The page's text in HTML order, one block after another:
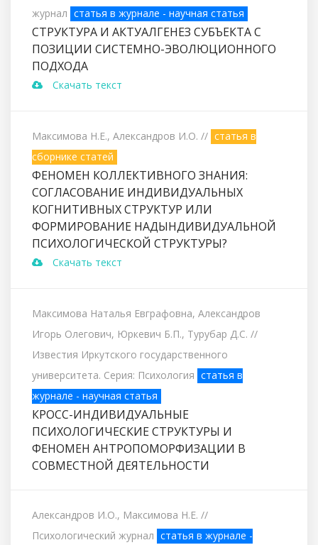
журнал статья в журнале - научная статья
СТРУКТУРА И АКТУАЛГЕНЕЗ СУБЪЕКТА С
ПОЗИЦИИ СИСТЕМНО-ЭВОЛЮЦИОННОГО
ПОДХОДА
Скачать текст
Максимова Н.Е., Александров И.О. // статья в
сборнике статей
ФЕНОМЕН КОЛЛЕКТИВНОГО ЗНАНИЯ:
СОГЛАСОВАНИЕ ИНДИВИДУАЛЬНЫХ
КОГНИТИВНЫХ СТРУКТУР ИЛИ
ФОРМИРОВАНИЕ НАДЫНДИВИДУАЛЬНОЙ
ПСИХОЛОГИЧЕСКОЙ СТРУКТУРЫ?
Скачать текст
Максимова Наталья Евграфовна, Александров
Игорь Олегович, Юркевич Б.П., Турубар Д.С. //
Известия Иркутского государственного
университета. Серия: Психология статья в
журнале - научная статья
КРОСС-ИНДИВИДУАЛЬНЫЕ
ПСИХОЛОГИЧЕСКИЕ СТРУКТУРЫ И
ФЕНОМЕН АНТРОПОМОРФИЗАЦИИ В
СОВМЕСТНОЙ ДЕЯТЕЛЬНОСТИ
Александров И.О., Максимова Н.Е. //
Психологический журнал статья в журнале -